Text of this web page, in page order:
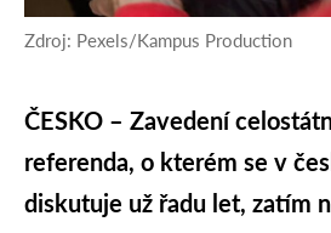
Zdroj: Pexels/Kampus Production
ČESKO – Zavedení
referenda, o kterém se v
diskutuje už řadu let, zatím